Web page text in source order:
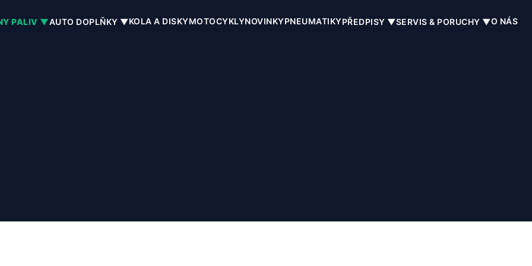
PALIV ▼AUTO DOPLŇKY ▼KOLA A DISKYMOTOCYKLYNOVINKYPNEUMATIKYPŘEDPISY ▼SERVIS & PORUCHY ▼O NÁS